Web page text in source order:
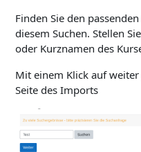
Finden Sie den
diesem Suchen. Stellen
oder Kurznamen des
Mit einem Klick auf
Seite des Imports